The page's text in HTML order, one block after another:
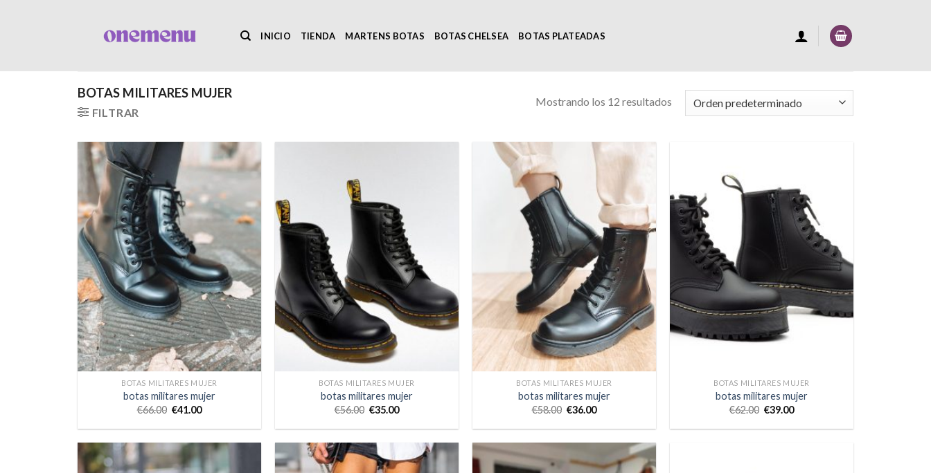
INICIO TIENDA MARTENS BOTAS BOTAS CHELSEA BOTAS PLATEADAS
BOTAS MILITARES MUJER
FILTRAR
Mostrando los 12 resultados
BOTAS MILITARES MUJER
botas militares mujer
€66.00 €41.00
BOTAS MILITARES MUJER
botas militares mujer
€56.00 €35.00
BOTAS MILITARES MUJER
botas militares mujer
€58.00 €36.00
BOTAS MILITARES MUJER
botas militares mujer
€62.00 €39.00